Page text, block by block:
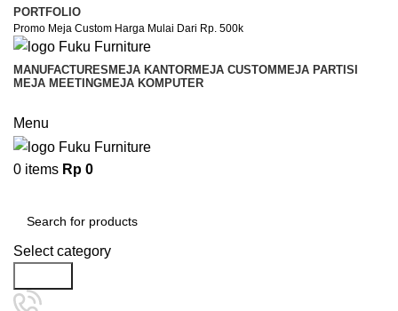
PORTFOLIO
Promo Meja Custom Harga Mulai Dari Rp. 500k
MANUFACTURES MEJA KANTORMEJA CUSTOM MEJA PARTISI
MEJA MEETINGMEJA KOMPUTER
Menu
0 items Rp 0
Select category